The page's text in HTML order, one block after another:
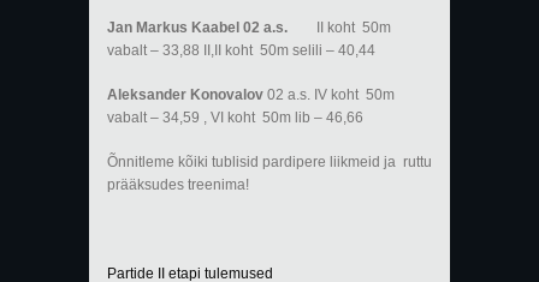
Jan Markus Kaabel 02 a.s. II koht 50m
vabalt – 33,88 II,II koht 50m selili – 40,44
Aleksander Konovalov 02 a.s. IV koht 50m
vabalt – 34,59 , VI koht 50m lib – 46,66
Õnnitleme kõiki tublisid pardipere liikmeid ja ruttu
prääksudes treenima!
Partide II etapi tulemused